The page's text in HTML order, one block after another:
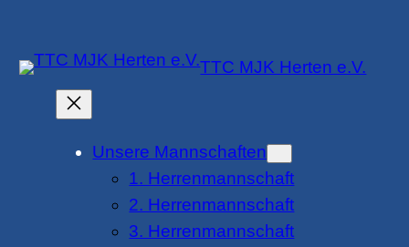
springen
TTC MJK Herten e.V.
Unsere Mannschaften
1. Herrenmannschaft
2. Herrenmannschaft
3. Herrenmannschaft